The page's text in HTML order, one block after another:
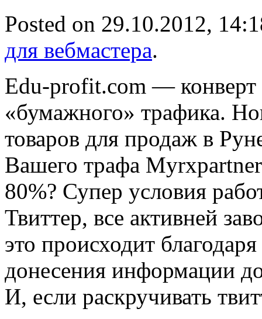
Posted on 29.10.2012,
для вебмастера.
Edu-profit.com — конверт
«бумажного» трафика.
товаров для продаж в
Вашего трафа
80%? Супер условия
Твиттер, все активней
это происходит
донесения информации
И, если раскручивать